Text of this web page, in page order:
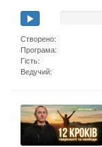
Створено:
Програма:
Гість:
Ведучий: